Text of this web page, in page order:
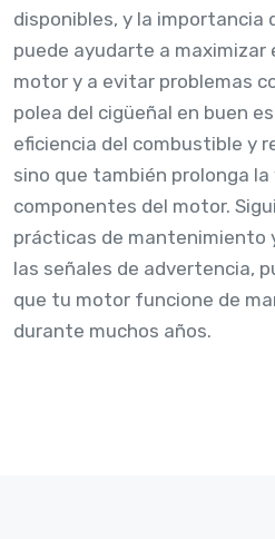
disponibles, y la importancia
puede ayudarte a
motor y a evitar problemas
polea del cigüeñal en buen
eficiencia del combustible y
sino que también prolonga
componentes del motor.
prácticas de mantenimiento
las señales de advertencia,
que tu motor funcione de
durante muchos años.